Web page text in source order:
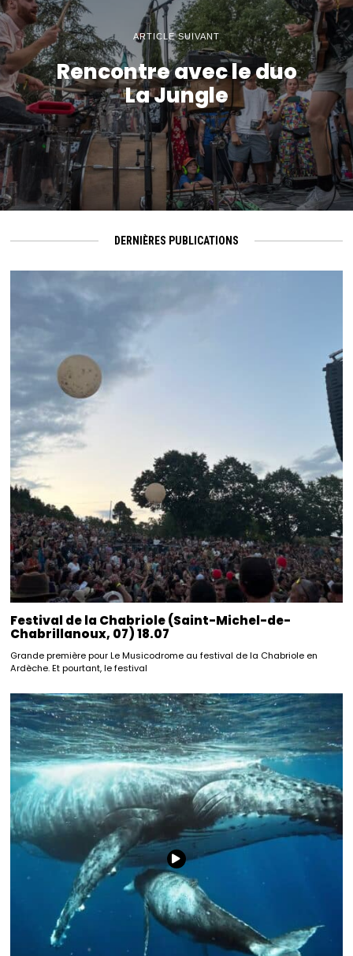
ARTICLE SUIVANT
Rencontre avec le duo
La Jungle
DERNIÈRES PUBLICATIONS
Festival de la Chabriole (Saint-Michel-de-
Chabrillanoux, 07) 18.07
Grande première pour Le Musicodrome au festival de la Chabriole en
Ardèche. Et pourtant, le festival